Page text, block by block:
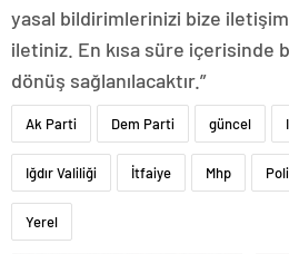
yasal bildirimlerinizi bize
iletiniz. En kısa süre içerisinde
dönüş sağlanılacaktır.”
Ak Parti Dem Parti güncel
Iğdır Valiliği İtfaiye Mhp
Yerel